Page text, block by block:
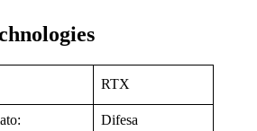
RTX
Difesa